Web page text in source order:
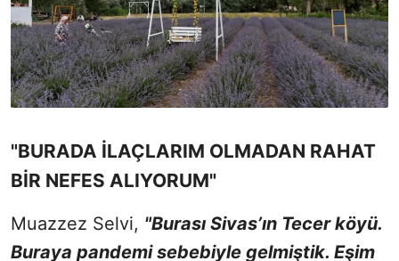
"BURADA İLAÇLARIM OLMADAN RAHAT
BİR NEFES ALIYORUM"
Muazzez Selvi, "Burası Sivas’ın Tecer köyü.
Buraya pandemi sebebiyle gelmiştik. Eşim